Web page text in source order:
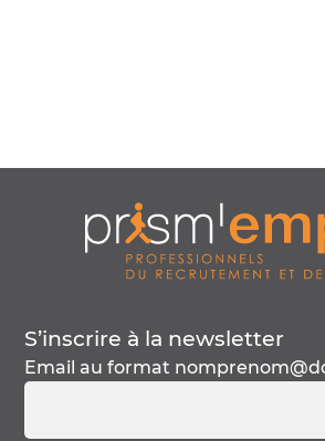
S’inscrire à la newsletter
Email au format